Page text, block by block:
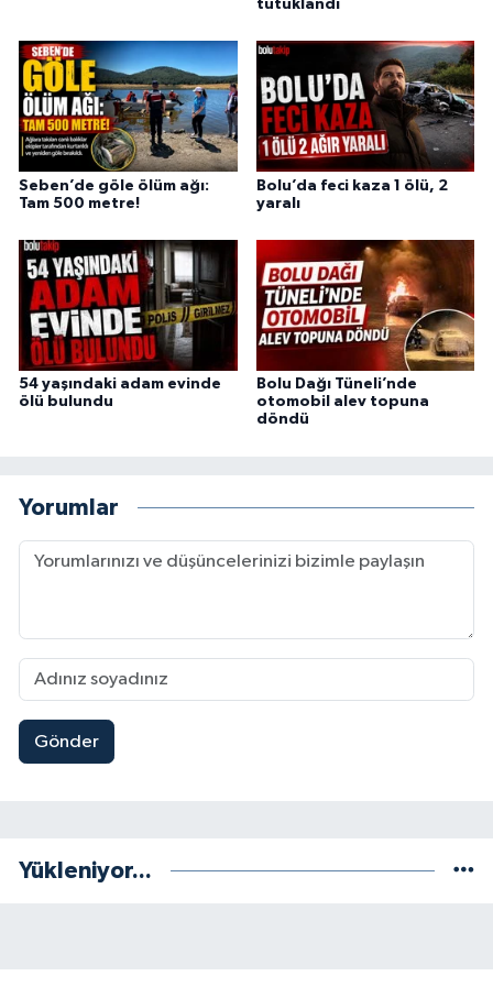
tutuklandı
Seben’de göle ölüm ağı:
Tam 500 metre!
Bolu’da feci kaza 1 ölü, 2
yaralı
54 yaşındaki adam evinde
ölü bulundu
Bolu Dağı Tüneli’nde
otomobil alev topuna
döndü
Yorumlar
Gönder
Yükleniyor...